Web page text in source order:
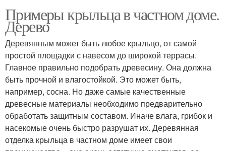
Примеры крыльца в частном доме.
Дерево
Деревянным может быть любое крыльцо, от самой
простой площадки с навесом до широкой террасы.
Главное правильно подобрать древесину. Она должна
быть прочной и влагостойкой. Это может быть,
например, сосна. Но даже самые качественные
древесные материалы необходимо предварительно
обработать защитным составом. Иначе влага, грибок и
насекомые очень быстро разрушат их. Деревянная
отделка крыльца в частном доме имеет свои